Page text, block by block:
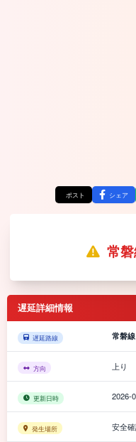
ポスト シェア
常
遅延詳細情報
遅延路線 常磐線
方向 上り
更新日時 2026-
発生場所 安全